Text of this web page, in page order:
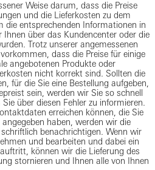
Weise darum, dass die Preise
und die Lieferkosten zu dem
die entsprechenden Informationen in
über das Kundencenter oder die
Trotz unserer angemessenen
dass die Preise für einige
angebotenen Produkte oder
nicht korrekt sind. Sollten die
für die Sie eine Bestellung aufgeben,
sein, werden wir Sie so schnell
über diesen Fehler zu informieren.
erreichen können, die Sie
haben, werden wir die
benachrichtigen. Wenn wir
und bearbeiten und dabei ein
können wir die Lieferung des
stornieren und Ihnen alle von Ihnen